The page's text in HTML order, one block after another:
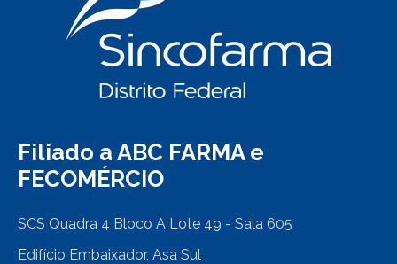
Filiado a ABC FARMA e
FECOMÉRCIO
SCS Quadra 4 Bloco A Lote 49 - Sala 605
Edifício Embaixador, Asa Sul